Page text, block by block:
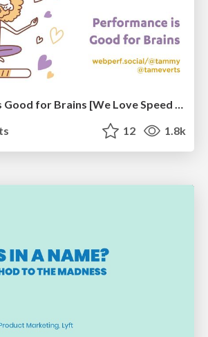
Performance Is Good for Brains [We Love Speed 2024]
12 1.8k